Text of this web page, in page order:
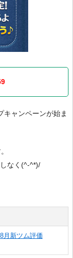
キャンペーンが始ま
なく(^-^*)/
8月新ツム評価